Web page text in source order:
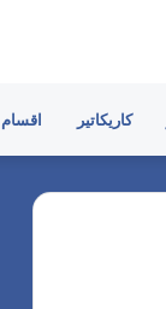
كاريكاتير